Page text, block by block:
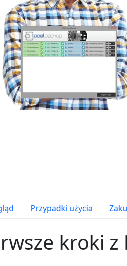
Przypadki użycia
kroki z